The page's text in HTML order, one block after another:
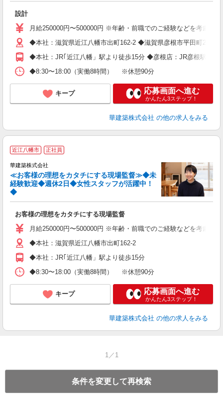
設計
月給250000円〜500000円 ※年齢・前職でのご経験などを考慮・
◆本社：滋賀県近江八幡市出町162-2 ◆滋賀県彦根市平田町289-6
◆本社：JR｢近江八幡」駅より徒歩15分 ◆彦根店：JR彦根駅より
◆8:30〜18:00（実働8時間） ※休憩90分
キープ 応募画面へ進む
かんたん3ステップ！
華建築株式会社 の他の求人をみる
近江八幡市 正社員
華建築株式会社
≪お客様の理想をカタチにする現場監督≫◆未
経験歓迎◆週休2日◆女性スタッフが活躍中！
◆
お客様の理想をカタチにする現場監督
月給250000円〜500000円 ※年齢・前職でのご経験などを考慮・
◆本社：滋賀県近江八幡市出町162-2
◆本社：JR｢近江八幡」駅より徒歩15分
◆8:30〜18:00（実働8時間） ※休憩90分
キープ 応募画面へ進む
かんたん3ステップ！
華建築株式会社 の他の求人をみる
1／1
条件を変更して再検索